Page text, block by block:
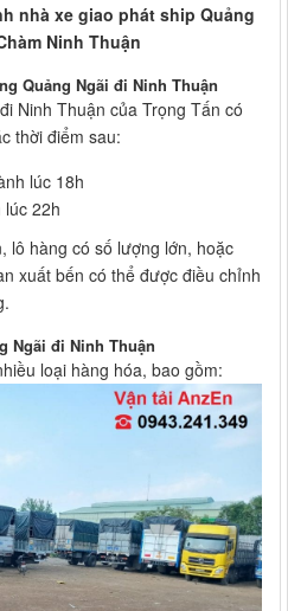
nhà xe giao phát ship Quảng
Ninh Thuận
Quảng Ngãi đi Ninh Thuận
Ninh Thuận của Trọng Tấn có
thời điểm sau:
lúc 18h
lúc 22h
lô hàng có số lượng lớn, hoặc
xuất bến có thể được điều chỉnh
Ngãi đi Ninh Thuận
loại hàng hóa, bao gồm: